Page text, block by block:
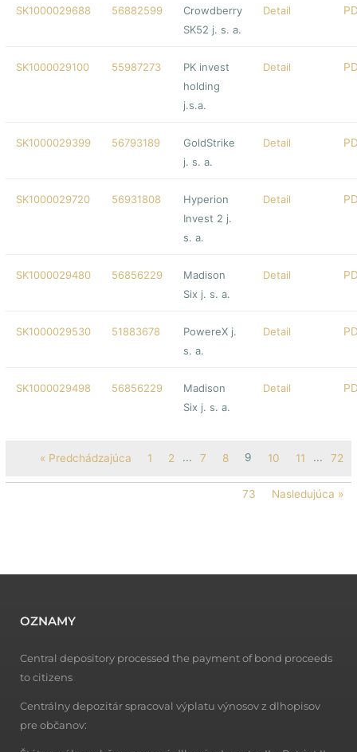
SK1000029688 56882599
Crowdberry
SK52 j. s. a.
Detail
SK1000029100 55987273
PK invest
holding
j.s.a.
Detail
SK1000029399 56793189
GoldStrike
j. s. a.
Detail
SK1000029720 56931808
Hyperion
Invest 2 j.
s. a.
Detail
SK1000029480 56856229
Madison
Six j. s. a.
Detail
SK1000029530 51883678
PowereX j.
s. a.
Detail
SK1000029498 56856229
Madison
Six j. s. a.
Detail
« Predchádzajúca 1 2 ... 7 8 9 10 11 ... 72
73 Nasledujúca »
OZNAMY
Central depository processed the payment of bond proceeds
to citizens
Centrálny depozitár spracoval výplatu výnosov z dlhopisov
pre občanov: